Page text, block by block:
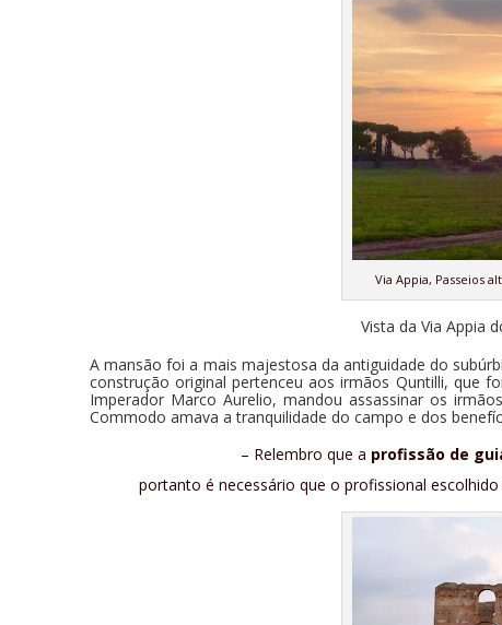
Via Appia, Passeios
Vista da Via Appia
A mansão foi a mais majestosa da antiguidade do
construção original pertenceu aos irmãos Quntilli, que
Imperador Marco Aurelio, mandou assassinar os
Commodo amava a tranquilidade do campo e dos
– Relembro que a profissão de
portanto é necessário que o profissional